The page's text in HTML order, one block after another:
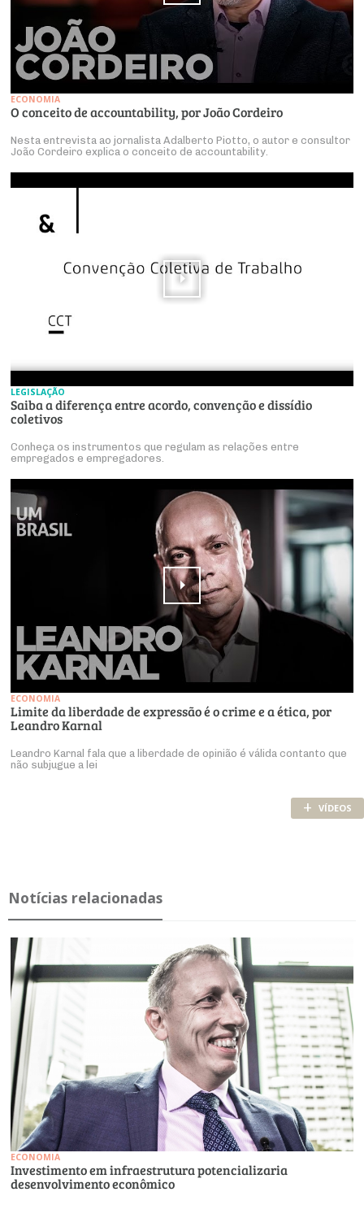
ECONOMIA
O conceito de accountability, por João Cordeiro
Nesta entrevista ao jornalista Adalberto Piotto, o autor e consultor
João Cordeiro explica o conceito de accountability.
LEGISLAÇÃO
Saiba a diferença entre acordo, convenção e dissídio
coletivos
Conheça os instrumentos que regulam as relações entre
empregados e empregadores.
ECONOMIA
Limite da liberdade de expressão é o crime e a ética, por
Leandro Karnal
Leandro Karnal fala que a liberdade de opinião é válida contanto que
não subjugue a lei
+ VÍDEOS
Notícias relacionadas
ECONOMIA
Investimento em infraestrutura potencializaria
desenvolvimento econômico